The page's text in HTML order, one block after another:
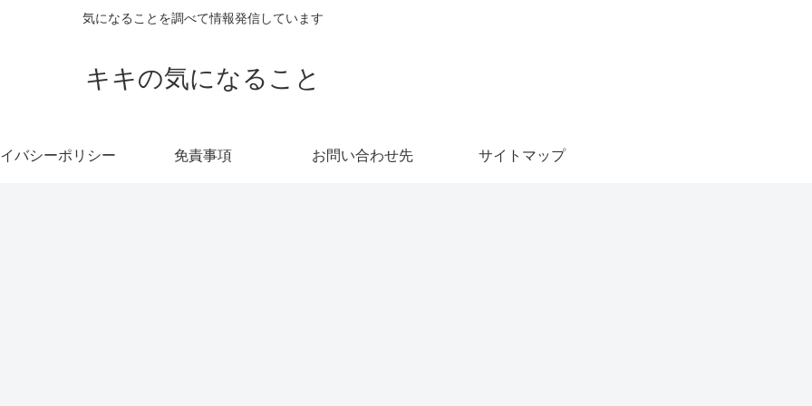
気になることを調べて情報発信しています
キキの気になること
バシーポリシー 免責事項 お問い合わせ先 サイトマップ